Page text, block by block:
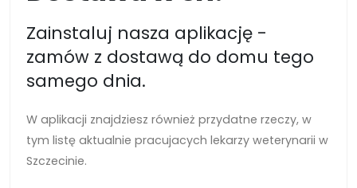
Zainstaluj nasza aplikację -
zamów z dostawą do domu tego
samego dnia.
W aplikacji znajdziesz również przydatne rzeczy, w
tym listę aktualnie pracujacych lekarzy weterynarii w
Szczecinie.